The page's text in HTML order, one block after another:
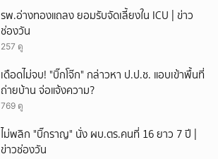
รพ.อ่างทองแถลง ยอมรับจัดเลี้ยงใน ICU | ข่าว
ช่องวัน
257 ดู
เดือดไม่จบ! "บิ๊กโจ๊ก" กล่าวหา ป.ป.ช. แอบเข้าพื้นที่
ถ่ายบ้าน จ่อแจ้งความ?
769 ดู
ไม่พลิก "บิ๊กราญ" นั่ง ผบ.ตร.คนที่ 16 ยาว 7 ปี |
ข่าวช่องวัน